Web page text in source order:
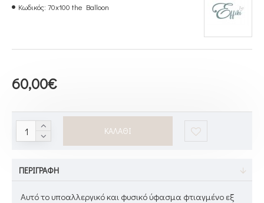
60,00€
Κωδικός: 70x100 the Balloon
ΚΑΛΆΘΙ
ΠΕΡΙΓΡΑΦΉ
Αυτό το υποαλλεργικό και φυσικό ύφασμα φτιαγμένο εξ